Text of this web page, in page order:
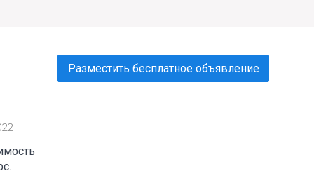
Разместить бесплатное объявление